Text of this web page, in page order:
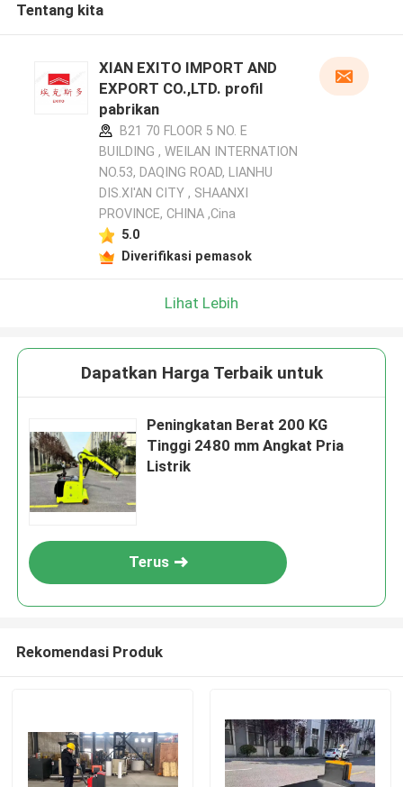
Tentang kita
XIAN EXITO IMPORT AND
EXPORT CO.,LTD. profil
pabrikan
B21 70 FLOOR 5 NO. E
BUILDING , WEILAN INTERNATION
NO.53, DAQING ROAD, LIANHU
DIS.XI'AN CITY , SHAANXI
PROVINCE, CHINA ,Cina
5.0
Diverifikasi pemasok
Lihat Lebih
Dapatkan Harga Terbaik untuk
Peningkatan Berat 200 KG
Tinggi 2480 mm Angkat Pria
Listrik
Terus
Rekomendasi Produk